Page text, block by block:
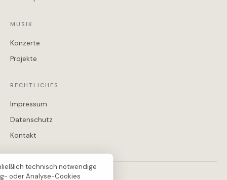
MUSIK
Konzerte
Projekte
RECHTLICHES
Impressum
Datenschutz
Kontakt
technisch notwendige
oder Analyse-Cookies